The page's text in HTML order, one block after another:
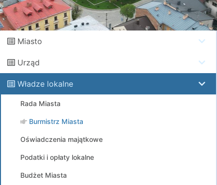
Miasto
Urząd
Władze lokalne
Rada Miasta
Burmistrz Miasta
Oświadczenia majątkowe
Podatki i opłaty lokalne
Budżet Miasta